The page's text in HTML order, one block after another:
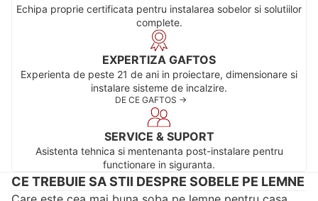
Echipa proprie certificata pentru instalarea sobelor si solutiilor
complete.
EXPERTIZA GAFTOS
Experienta de peste 21 de ani in proiectare, dimensionare si
instalare sisteme de incalzire.
DE CE GAFTOS ->
SERVICE & SUPORT
Asistenta tehnica si mentenanta post-instalare pentru
functionare in siguranta.
CE TREBUIE SA STII DESPRE SOBELE PE LEMNE